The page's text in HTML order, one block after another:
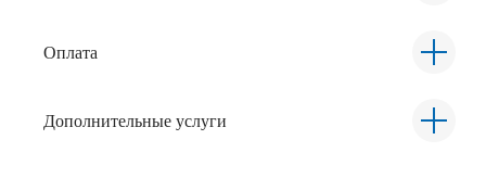
Оплата
Дополнительные услуги